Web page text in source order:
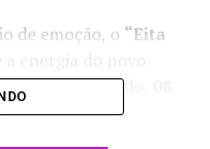
de emoção, o “Eita
neste sábado,
.